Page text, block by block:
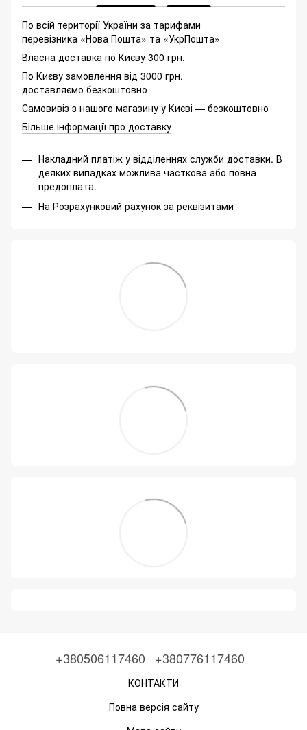
По всій території України за тарифами
перевізника «Нова Пошта» та «УкрПошта»
Власна доставка по Києву 300 грн.
По Києву замовлення від 3000 грн.
доставляємо безкоштовно
Самовивіз з нашого магазину у Києві — безкоштовно
Більше інформації про доставку
Накладний платіж у відділеннях служби доставки. В
деяких випадках можлива часткова або повна
предоплата.
На Розрахунковий рахунок за реквізитами
+380506117460 +380776117460
КОНТАКТИ
Повна версія сайту